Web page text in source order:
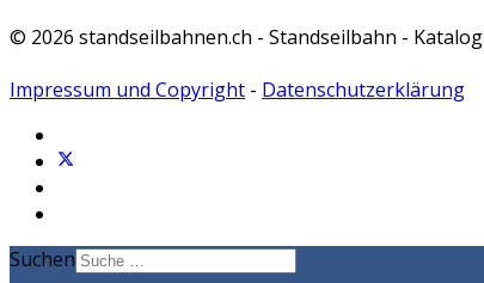
© 2026 standseilbahnen.ch - Standseilbahn - Katalog
Impressum und Copyright - Datenschutzerklärung
Suchen